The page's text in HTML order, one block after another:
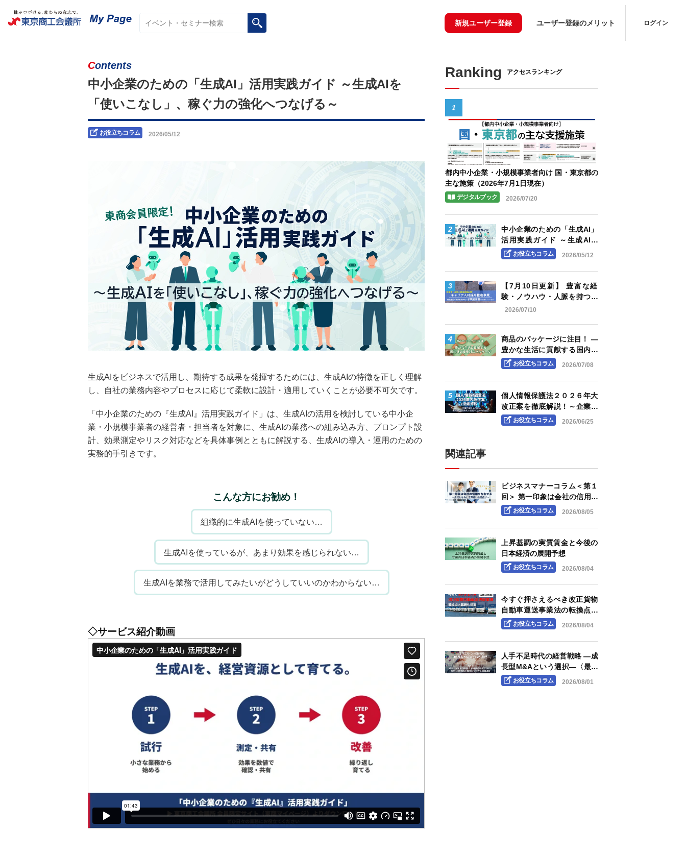
新規ユーザー登録 ユーザー登録のメリット ログイン
Contents
中小企業のための「生成AI」活用実践ガイド ～生成AIを
「使いこなし」、稼ぐ力の強化へつなげる～
お役立ちコラム 2026/05/12
生成AIをビジネスで活用し、期待する成果を発揮するためには、生成AIの特徴を正しく理解
し、自社の業務内容やプロセスに応じて柔軟に設計・適用していくことが必要不可欠です。
「中小企業のための『生成AI』活用実践ガイド」は、生成AIの活用を検討している中小企
業・小規模事業者の経営者・担当者を対象に、生成AIの業務への組み込み方、プロンプト設
計、効果測定やリスク対応などを具体事例とともに解説する、生成AIの導入・運用のための
実務的手引きです。
こんな方にお勧め！
組織的に生成AIを使っていない…
生成AIを使っているが、あまり効果を感じられない…
生成AIを業務で活用してみたいがどうしていいのかわからない…
◇サービス紹介動画
Ranking アクセスランキング
1
都内中小企業・小規模事業者向け 国・東京都の
主な施策（2026年7月1日現在）
デジタルブック 2026/07/20
2
中小企業のための「生成AI」
活用実践ガイド ～生成AIを
「使いこなし」、稼ぐ力の強
化へつなげる～
お役立ちコラム 2026/05/12
3
【7月10日更新】 豊富な経
験・ノウハウ・人脈を持つ企
業OB・OG人材（求職者）情
2026/07/10
4
商品のパッケージに注目！ ―
豊かな生活に貢献する国内外
の環境対応パッケージ―
お役立ちコラム 2026/07/08
5
個人情報保護法２０２６年大
改正案を徹底解説！～企業が
備えるべき実務上の変更点と
経営リスクへの対応～
お役立ちコラム 2026/06/25
関連記事
ビジネスマナーコラム＜第１
回＞ 第一印象は会社の信用を
左右する ～身だしなみと言葉
遣いを見直す～
お役立ちコラム 2026/08/05
上昇基調の実質賃金と今後の
日本経済の展開予想
お役立ちコラム 2026/08/04
今すぐ押さえるべき改正貨物
自動車運送事業法の転換点と
義務化措置 ―「白トラック」
規制の強化と明確化される荷
主企業の責任―
お役立ちコラム 2026/08/04
人手不足時代の経営戦略 ―成
長型M&Aという選択―〈最終
回〉成長型M&Aの価値は、承
継後の経営で決まる ―採用・
お役立ちコラム 2026/08/01